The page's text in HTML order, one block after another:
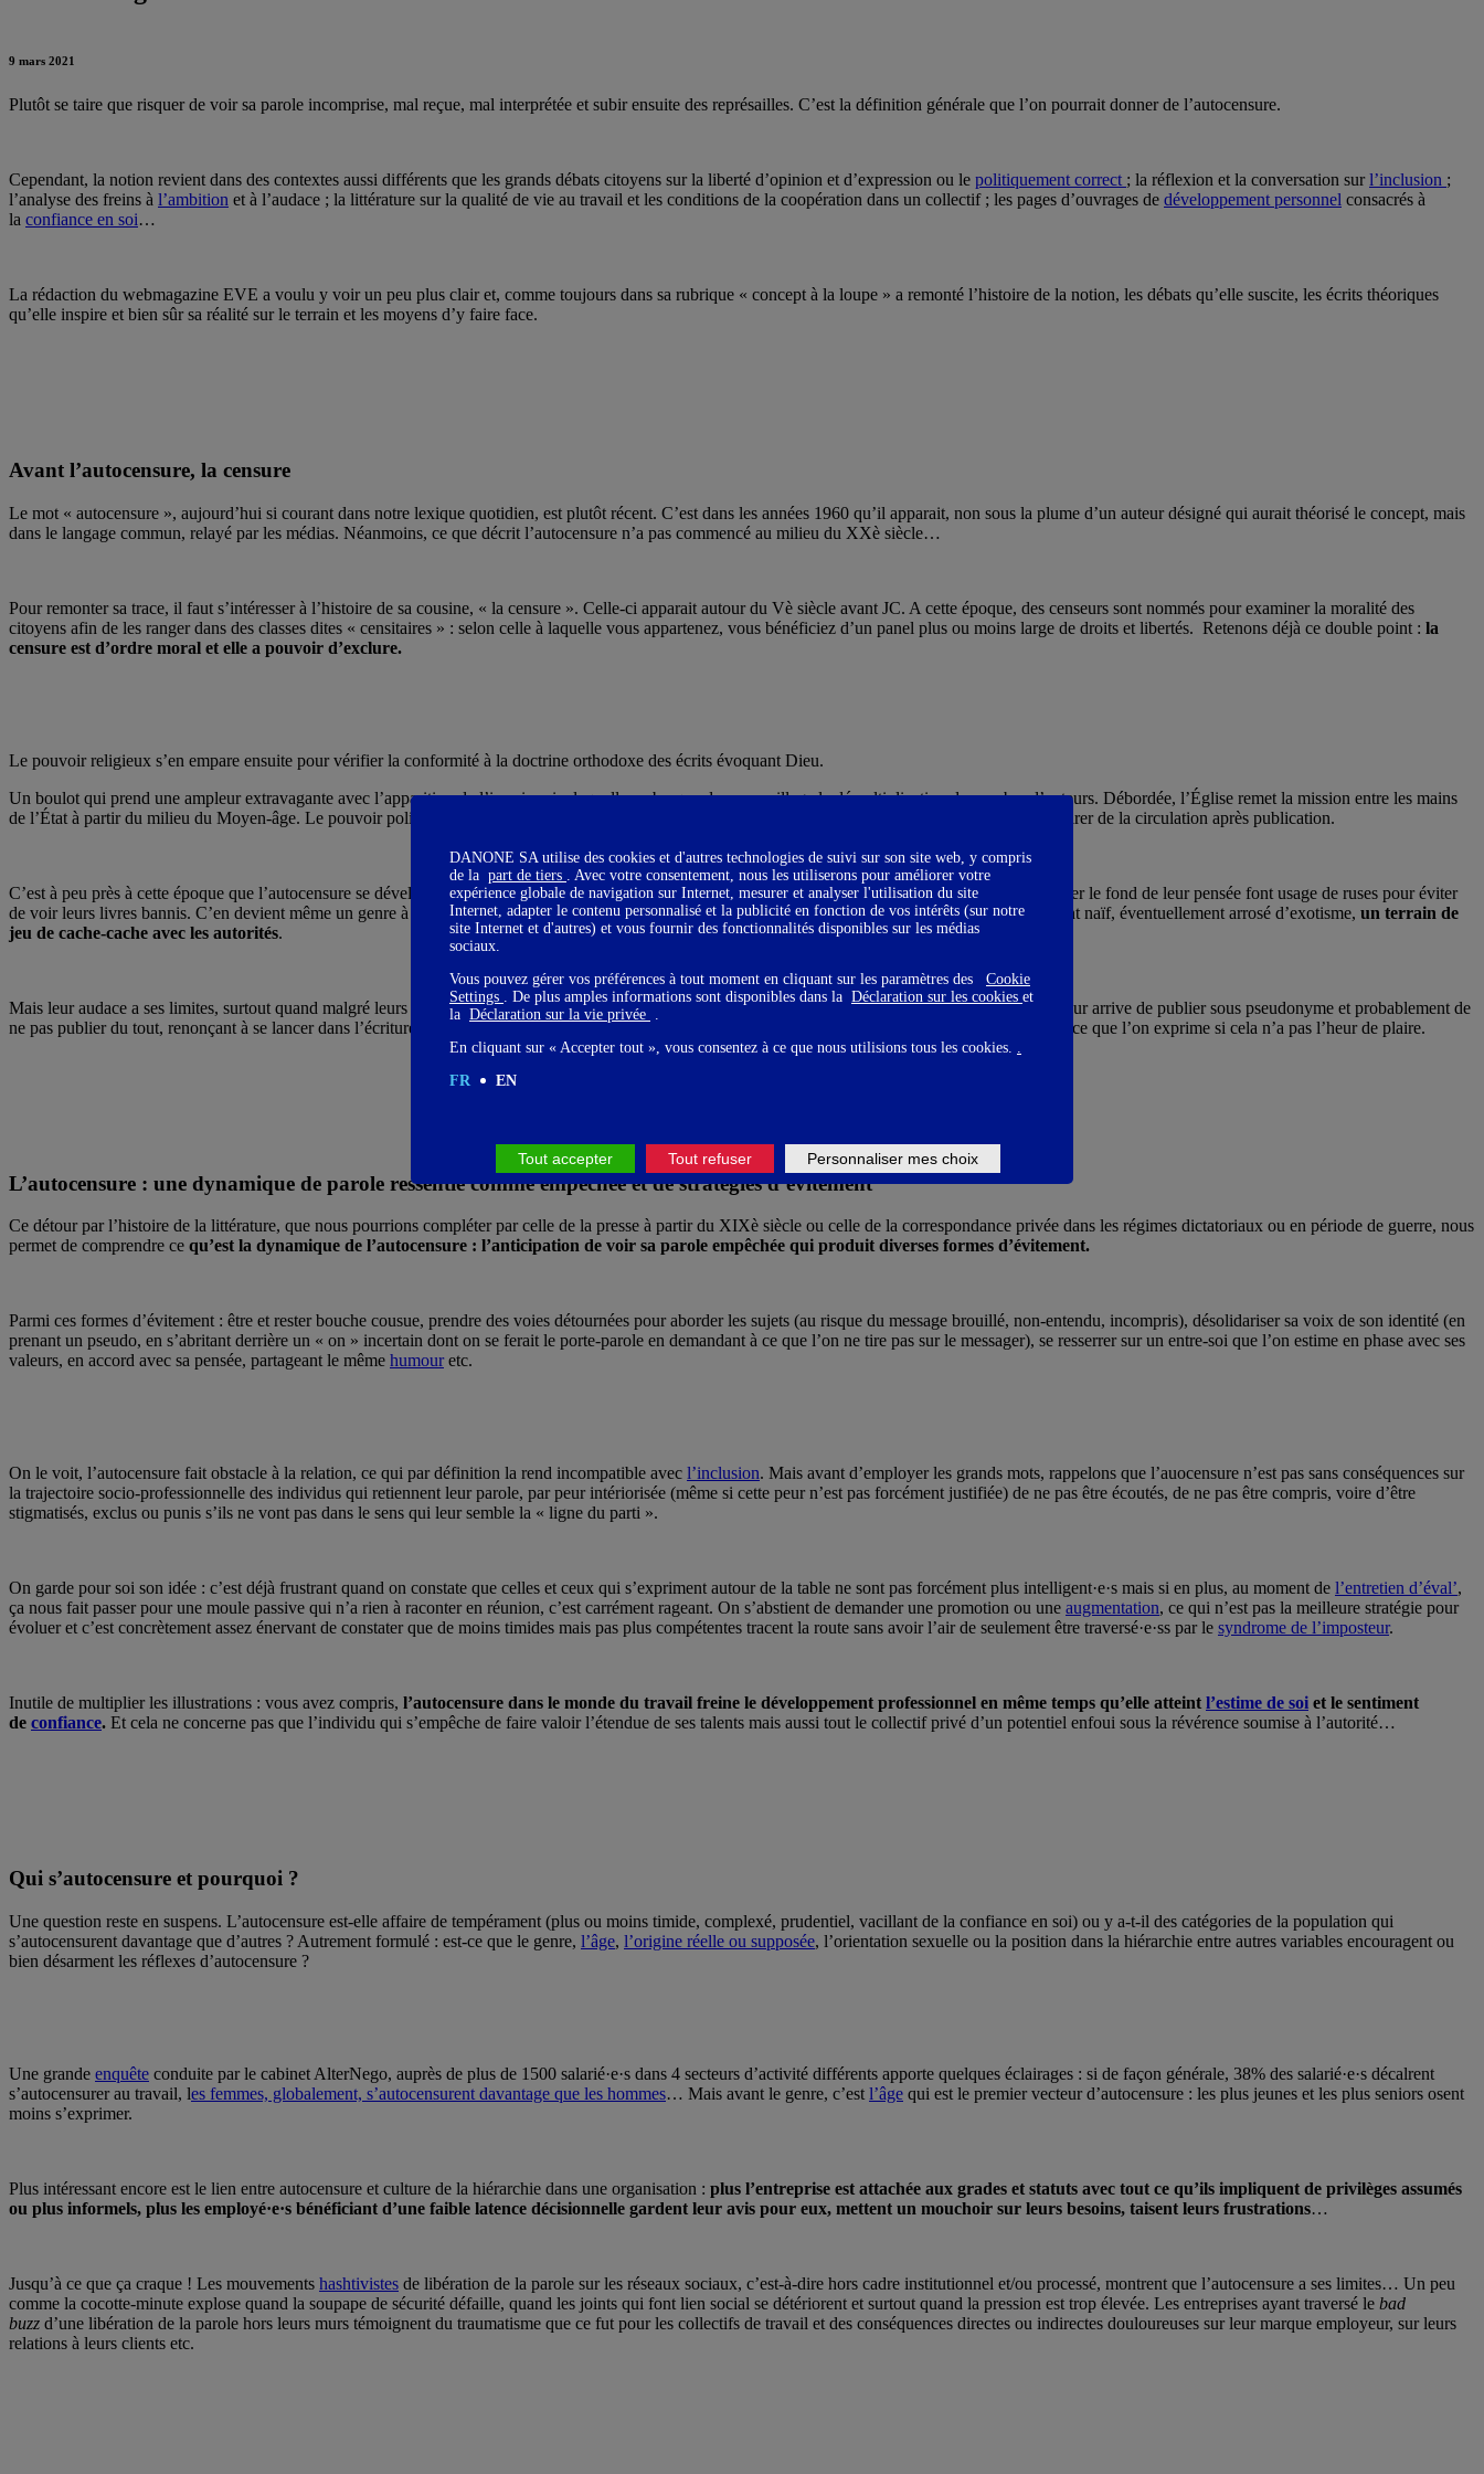
9 mars 2021
Plutôt se taire que risquer de voir sa parole incomprise, mal reçue, mal interprétée et subir ensuite des représailles. C’est la définition générale que l’on pourrait donner de l’autocensure.
Cependant, la notion revient dans des contextes aussi différents que les grands débats citoyens sur la liberté d’opinion et d’expression ou le politiquement correct ; la réflexion et la conversation surl’inclusion ;
l’analyse des freins à l’ambition et à l’audace ; la littérature sur la qualité de vie au travail et les conditions de la coopération dans un collectif ; les pages d’ouvrages de développement personnel consacrés à
la confiance en soi…
La rédaction du webmagazine EVE a voulu y voir un peu plus clair et, comme toujours dans sa rubrique « concept à la loupe » a remonté l’histoire de la notion, les débats qu’elle suscite, les écrits théoriques
qu’elle inspire et bien sûr sa réalité sur le terrain et les moyens d’y faire face.
Avant l’autocensure, la censure
Le mot « autocensure », aujourd’hui si courant dans notre lexique quotidien, est plutôt récent. C’est dans les années 1960 qu’il apparait, non sous la plume d’un auteur désigné qui aurait théorisé le concept, mais
dans le langage commun, relayé par les médias. Néanmoins, ce que décrit l’autocensure n’a pas commencé au milieu du XXè siècle…
Pour remonter sa trace, il faut s’intéresser à l’histoire de sa cousine, « la censure ». Celle-ci apparait autour du Vè siècle avant JC. A cette époque, des censeurs sont nommés pour examiner la moralité des
citoyens afin de les ranger dans des classes dites « censitaires » : selon celle à laquelle vous appartenez, vous bénéficiez d’un panel plus ou moins large de droits et libertés. Retenons déjà ce double point : la
censure est d’ordre moral et elle a pouvoir d’exclure.
Le pouvoir religieux s’en empare ensuite pour vérifier la conformité à la doctrine orthodoxe des écrits évoquant Dieu.
Un boulot qui prend une ampleur extravagante avec l’apparition de l’imprimerie, laquelle embarque dans son sillage la démultiplication du nombre d’auteurs. Débordée, l’Église remet la mission entre les mains
de l’État à partir du milieu du Moyen-âge. Le pouvoir politique se réserve le droit d’interdire préventivement la publication de certains textes ou de les retirer de la circulation après publication.
C’est à peu près à cette époque que l’autocensure se développe : les auteurs intègrent le risque d’être censurés et ceux qui refusent de s’interdire d’exprimer le fond de leur pensée font usage de ruses pour éviter
de voir leurs livres bannis. C’en devient même un genre à part entière au XVIIIè siècle : Voltaire, Montesquieu, Diderot ou Swift font du conte faussement naïf, éventuellement arrosé d’exotisme, un terrain de
jeu de cache-cache avec les autorités.
Mais leur audace a ses limites, surtout quand malgré leurs astucieuses figures de style, ils doivent faire l’expérience de la détention ? Pour y échapper, il leur arrive de publier sous pseudonyme et probablement de
ne pas publier du tout, renonçant à se lancer dans l’écriture tant cela peut être difficile si l’on doit à chaque mot se surveiller et/ou payer cher la facture de ce que l’on exprime si cela n’a pas l’heur de plaire.
L’autocensure : une dynamique de parole ressentie comme empêchée et de stratégies d’évitement
Ce détour par l’histoire de la littérature, que nous pourrions compléter par celle de la presse à partir du XIXè siècle ou celle de la correspondance privée dans les régimes dictatoriaux ou en période de guerre, nous
permet de comprendre ce qu’est la dynamique de l’autocensure : l’anticipation de voir sa parole empêchée qui produit diverses formes d’évitement.
Parmi ces formes d’évitement : être et rester bouche cousue, prendre des voies détournées pour aborder les sujets (au risque du message brouillé, non-entendu, incompris), désolidariser sa voix de son identité (en
prenant un pseudo, en s’abritant derrière un « on » incertain dont on se ferait le porte-parole en demandant à ce que l’on ne tire pas sur le messager), se resserrer sur un entre-soi que l’on estime en phase avec ses
valeurs, en accord avec sa pensée, partageant le même humouretc.
On le voit, l’autocensure fait obstacle à la relation, ce qui par définition la rend incompatible avec l’inclusion. Mais avant d’employer les grands mots, rappelons que l’auocensure n’est pas sans conséquences sur
la trajectoire socio-professionnelle des individus qui retiennent leur parole, par peur intériorisée (même si cette peur n’est pas forcément justifiée) de ne pas être écoutés, de ne pas être compris, voire d’être
stigmatisés, exclus ou punis s’ils ne vont pas dans le sens qui leur semble la « ligne du parti ».
On garde pour soi son idée : c’est déjà frustrant quand on constate que celles et ceux qui s’expriment autour de la table ne sont pas forcément plus intelligent·e·s mais si en plus, au moment de l’entretien d’éval’,
ça nous fait passer pour une moule passive qui n’a rien à raconter en réunion, c’est carrément rageant. On s’abstient de demander une promotion ou une augmentation, ce qui n’est pas la meilleure stratégie pour
évoluer et c’est concrètement assez énervant de constater que de moins timides mais pas plus compétentes tracent la route sans avoir l’air de seulement être traversé·e·ss par le syndrome de l’imposteur.
Inutile de multiplier les illustrations : vous avez compris, l’autocensure dans le monde du travail freine le développement professionnel en même temps qu’elle atteint l’estime de soi et le sentiment
de confiance. Et cela ne concerne pas que l’individu qui s’empêche de faire valoir l’étendue de ses talents mais aussi tout le collectif privé d’un potentiel enfoui sous la révérence soumise à l’autorité…
Qui s’autocensure et pourquoi ?
Une question reste en suspens. L’autocensure est-elle affaire de tempérament (plus ou moins timide, complexé, prudentiel, vacillant de la confiance en soi) ou y a-t-il des catégories de la population qui
s’autocensurent davantage que d’autres ? Autrement formulé : est-ce que le genre, l’âge, l’origine réelle ou supposée, l’orientation sexuelle ou la position dans la hiérarchie entre autres variables encouragent ou
bien désarment les réflexes d’autocensure ?
Une grande enquête conduite par le cabinet AlterNego, auprès de plus de 1500 salarié·e·s dans 4 secteurs d’activité différents apporte quelques éclairages : si de façon générale, 38% des salarié·e·s décalrent
s’autocensurer au travail, les femmes, globalement, s’autocensurent davantage que les hommes… Mais avant le genre, c’est l’âge qui est le premier vecteur d’autocensure : les plus jeunes et les plus seniors osent
moins s’exprimer.
Plus intéressant encore est le lien entre autocensure et culture de la hiérarchie dans une organisation : plus l’entreprise est attachée aux grades et statuts avec tout ce qu’ils impliquent de privilèges assumés
ou plus informels, plus les employé·e·s bénéficiant d’une faible latence décisionnelle gardent leur avis pour eux, mettent un mouchoir sur leurs besoins, taisent leurs frustrations…
Jusqu’à ce que ça craque ! Les mouvements hashtivistes de libération de la parole sur les réseaux sociaux, c’est-à-dire hors cadre institutionnel et/ou processé, montrent que l’autocensure a ses limites… Un peu
comme la cocotte-minute explose quand la soupape de sécurité défaille, quand les joints qui font lien social se détériorent et surtout quand la pression est trop élevée. Les entreprises ayant traversé le bad
buzz d’une libération de la parole hors leurs murs témoignent du traumatisme que ce fut pour les collectifs de travail et des conséquences directes ou indirectes douloureuses sur leur marque employeur, sur leurs
relations à leurs clients etc.
DANONE SA utilise des cookies et d'autres technologies de suivi sur son site web, y compris
de la part de tiers . Avec votre consentement, nous les utiliserons pour améliorer votre
expérience globale de navigation sur Internet, mesurer et analyser l'utilisation du site
Internet, adapter le contenu personnalisé et la publicité en fonction de vos intérêts (sur notre
site Internet et d'autres) et vous fournir des fonctionnalités disponibles sur les médias
sociaux.
Vous pouvez gérer vos préférences à tout moment en cliquant sur les paramètres des Cookie
Settings . De plus amples informations sont disponibles dans la Déclaration sur les cookies et
la Déclaration sur la vie privée .
En cliquant sur « Accepter tout », vous consentez à ce que nous utilisions tous les cookies. .
FR
EN
Tout accepter Tout refuser Personnaliser mes choix